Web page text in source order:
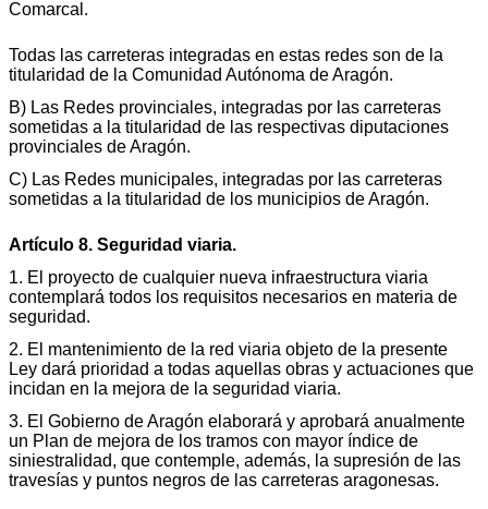
Comarcal.
Todas las carreteras integradas en estas redes son de la
titularidad de la Comunidad Autónoma de Aragón.
B) Las Redes provinciales, integradas por las carreteras
sometidas a la titularidad de las respectivas diputaciones
provinciales de Aragón.
C) Las Redes municipales, integradas por las carreteras
sometidas a la titularidad de los municipios de Aragón.
Artículo 8. Seguridad viaria.
1. El proyecto de cualquier nueva infraestructura viaria
contemplará todos los requisitos necesarios en materia de
seguridad.
2. El mantenimiento de la red viaria objeto de la presente
Ley dará prioridad a todas aquellas obras y actuaciones que
incidan en la mejora de la seguridad viaria.
3. El Gobierno de Aragón elaborará y aprobará anualmente
un Plan de mejora de los tramos con mayor índice de
siniestralidad, que contemple, además, la supresión de las
travesías y puntos negros de las carreteras aragonesas.